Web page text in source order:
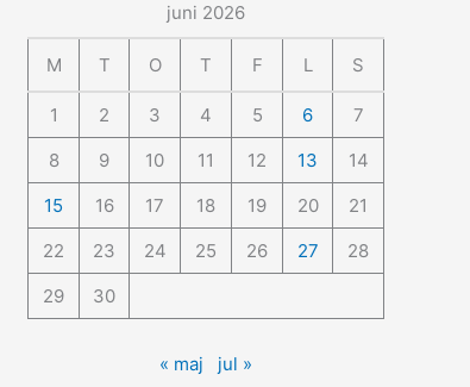
juni 2026
M T O T F L S
1 2 3 4 5 6
7
8
9 10 11 12 13
14
15
16 17 18 19 20
21
22
23 24 25 26 27
28
29
30
« maj jul »